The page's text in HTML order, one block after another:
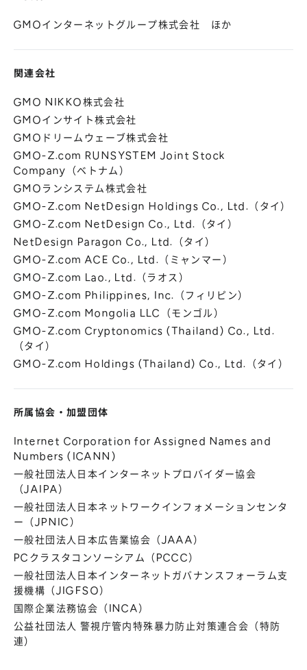
GMOインターネットグループ株式会社 ほか
関連会社
GMO NIKKO株式会社
GMOインサイト株式会社
GMOドリームウェーブ株式会社
GMO-Z.com RUNSYSTEM Joint Stock
Company（ベトナム）
GMOランシステム株式会社
GMO-Z.com NetDesign Holdings Co., Ltd.（タイ）
GMO-Z.com NetDesign Co., Ltd.（タイ）
NetDesign Paragon Co., Ltd.（タイ）
GMO-Z.com ACE Co., Ltd.（ミャンマー）
GMO-Z.com Lao., Ltd.（ラオス）
GMO-Z.com Philippines, Inc.（フィリピン）
GMO-Z.com Mongolia LLC（モンゴル）
GMO-Z.com Cryptonomics (Thailand) Co., Ltd.
（タイ）
GMO-Z.com Holdings (Thailand) Co., Ltd.（タイ）
所属協会 ・加盟団体
Internet Corporation for Assigned Names and
Numbers (ICANN)
一般社団法人日本インターネットプロバイダー協会
（JAIPA）
一般社団法人日本ネットワークインフォメーションセンタ
ー（JPNIC）
一般社団法人日本広告業協会（JAAA）
PCクラスタコンソーシアム（PCCC）
一般社団法人日本インターネットガバナンスフォーラム支
援機構（JIGFSO）
国際企業法務協会（INCA）
公益社団法人 警視庁管内特殊暴力防止対策連合会（特防
連）